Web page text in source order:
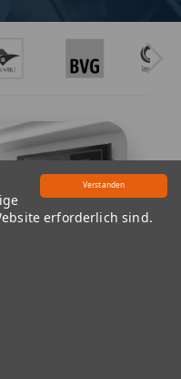
Verstanden
erforderlich sind.